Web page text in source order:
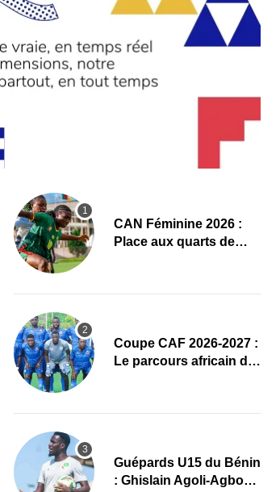
CAN Féminine 2026 :
Place aux quarts de
Coupe CAF 2026-2027 :
Le parcours africain de
Guépards U15 du Bénin
: Ghislain Agoli-Agbo